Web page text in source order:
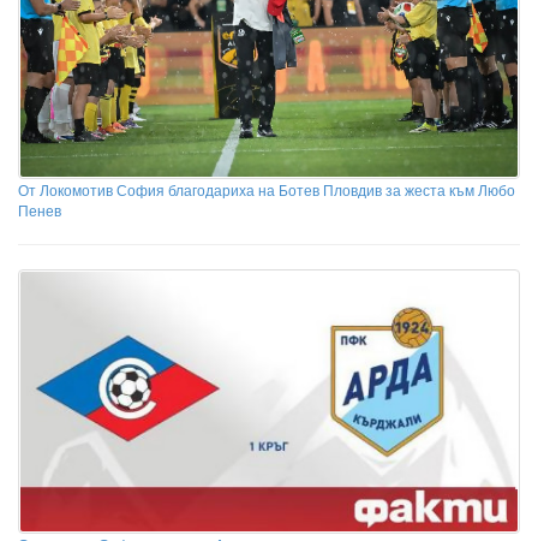
От Локомотив София благодариха на Ботев Пловдив за жеста към Любо
Пенев